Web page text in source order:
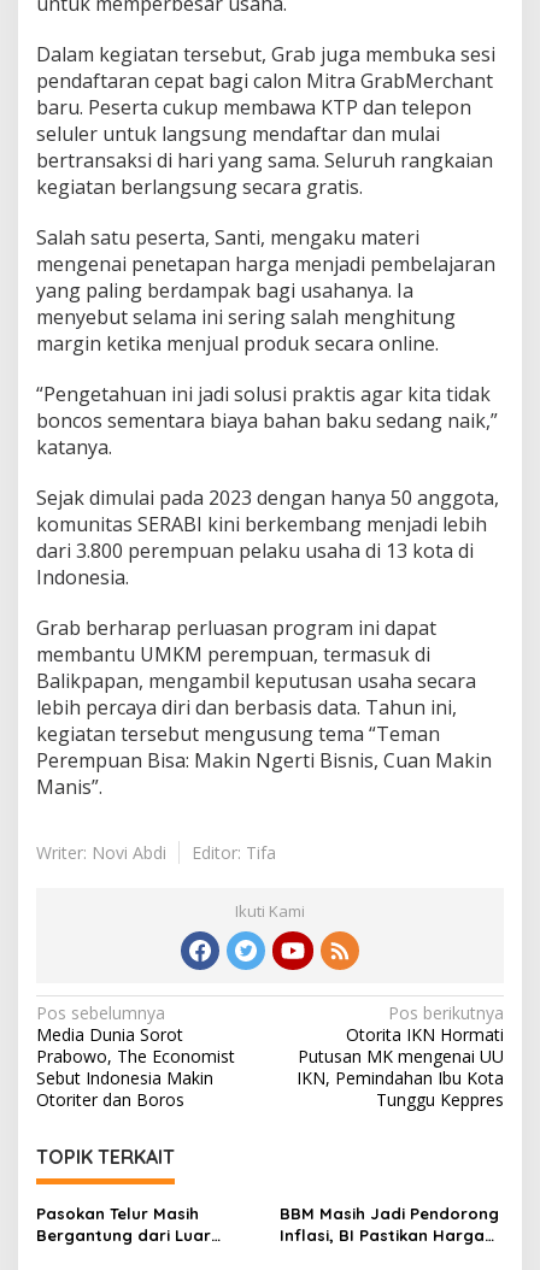
Dalam kegiatan tersebut, Grab juga membuka sesi
pendaftaran cepat bagi calon Mitra GrabMerchant
baru. Peserta cukup membawa KTP dan telepon
seluler untuk langsung mendaftar dan mulai
bertransaksi di hari yang sama. Seluruh rangkaian
kegiatan berlangsung secara gratis.
Salah satu peserta, Santi, mengaku materi
mengenai penetapan harga menjadi pembelajaran
yang paling berdampak bagi usahanya. Ia
menyebut selama ini sering salah menghitung
margin ketika menjual produk secara online.
“Pengetahuan ini jadi solusi praktis agar kita tidak
boncos sementara biaya bahan baku sedang naik,”
katanya.
Sejak dimulai pada 2023 dengan hanya 50 anggota,
komunitas SERABI kini berkembang menjadi lebih
dari 3.800 perempuan pelaku usaha di 13 kota di
Indonesia.
Grab berharap perluasan program ini dapat
membantu UMKM perempuan, termasuk di
Balikpapan, mengambil keputusan usaha secara
lebih percaya diri dan berbasis data. Tahun ini,
kegiatan tersebut mengusung tema “Teman
Perempuan Bisa: Makin Ngerti Bisnis, Cuan Makin
Manis”.
Writer: Novi Abdi Editor: Tifa
Ikuti Kami
Navigasi
pos
Pos sebelumnya
Media Dunia Sorot
Prabowo, The Economist
Sebut Indonesia Makin
Otoriter dan Boros
Pos berikutnya
Otorita IKN Hormati
Putusan MK mengenai UU
IKN, Pemindahan Ibu Kota
Tunggu Keppres
TOPIK TERKAIT
Pasokan Telur Masih
Bergantung dari Luar
BBM Masih Jadi Pendorong
Inflasi, BI Pastikan Harga